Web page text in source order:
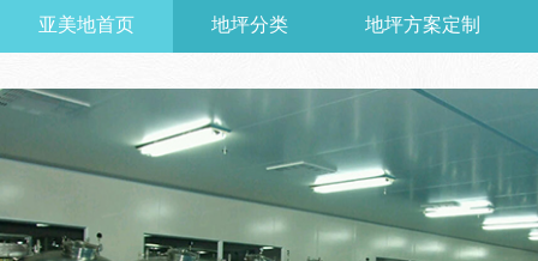
亚美地首页 地坪分类 地坪方案定制